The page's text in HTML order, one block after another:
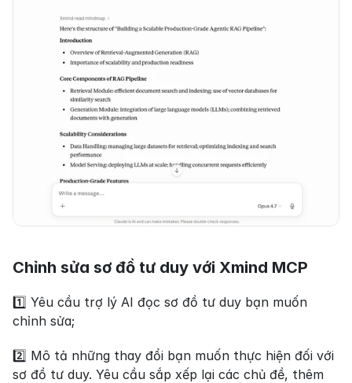
Chỉnh sửa sơ đồ tư duy với Xmind MCP
1️⃣ Yêu cầu trợ lý AI đọc sơ đồ tư duy bạn muốn
chỉnh sửa;
2️⃣ Mô tả những thay đổi bạn muốn thực hiện đối với
sơ đồ tư duy. Yêu cầu sắp xếp lại các chủ đề, thêm